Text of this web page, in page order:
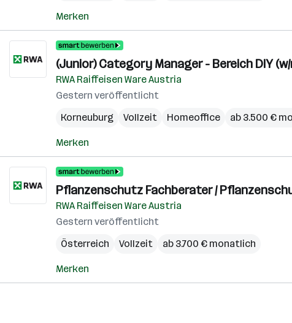
Merken
(Junior) Category Manager - Bereich DIY (w/
RWA Raiffeisen Ware Austria
Gestern veröffentlicht
Korneuburg
Vollzeit Homeoffice ab 3.500 €
Merken
Pflanzenschutz Fachberater /
RWA Raiffeisen Ware Austria
Gestern veröffentlicht
Österreich
Vollzeit ab 3.700 € monatlich
Merken